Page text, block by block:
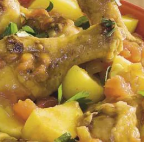
op de verpakking. 6. Ketjap
kip.